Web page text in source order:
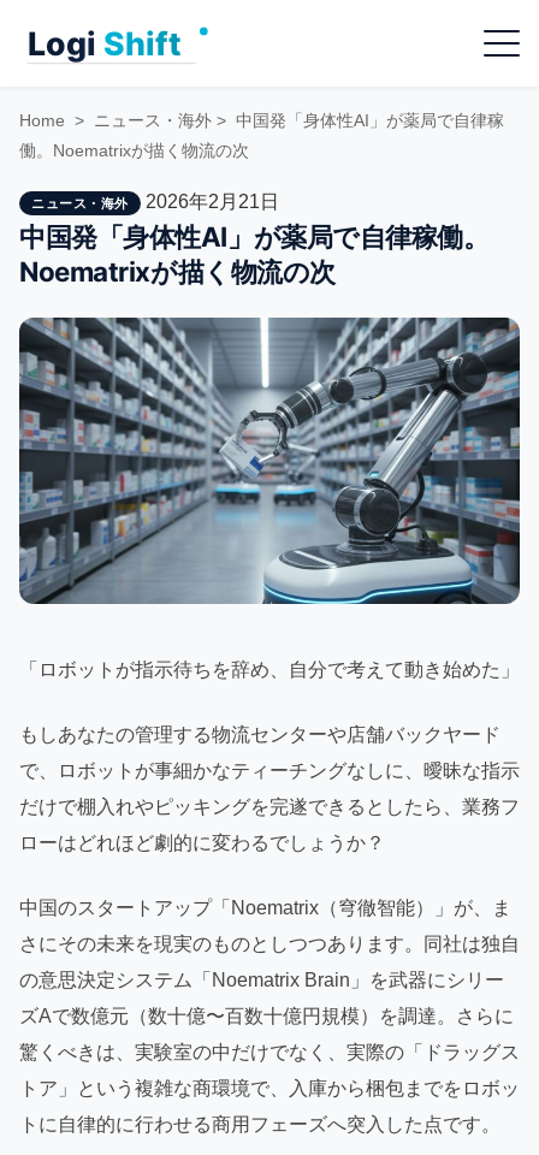
Menu
Home > ニュース・海外 > 中国発「身体性AI」が薬局で自律稼
働。Noematrixが描く物流の次
ニュース・海外 2026年2月21日
中国発「身体性AI」が薬局で自律稼働。
Noematrixが描く物流の次
「ロボットが指示待ちを辞め、自分で考えて動き始めた」
もしあなたの管理する物流センターや店舗バックヤード
で、ロボットが事細かなティーチングなしに、曖昧な指示
だけで棚入れやピッキングを完遂できるとしたら、業務フ
ローはどれほど劇的に変わるでしょうか？
中国のスタートアップ「Noematrix（穹徹智能）」が、ま
さにその未来を現実のものとしつつあります。同社は独自
の意思決定システム「Noematrix Brain」を武器にシリー
ズAで数億元（数十億〜百数十億円規模）を調達。さらに
驚くべきは、実験室の中だけでなく、実際の「ドラッグス
トア」という複雑な商環境で、入庫から梱包までをロボッ
トに自律的に行わせる商用フェーズへ突入した点です。